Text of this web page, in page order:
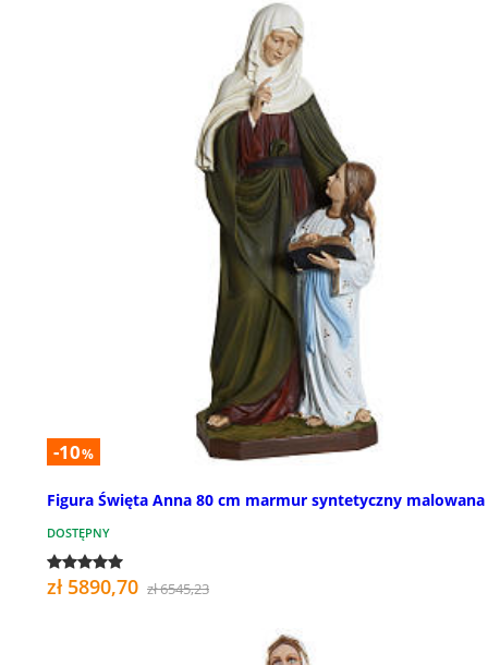
-10%
Figura Święta Anna 80 cm marmur syntetyczny malowana
DOSTĘPNY
zł 5890,70 zł 6545,23